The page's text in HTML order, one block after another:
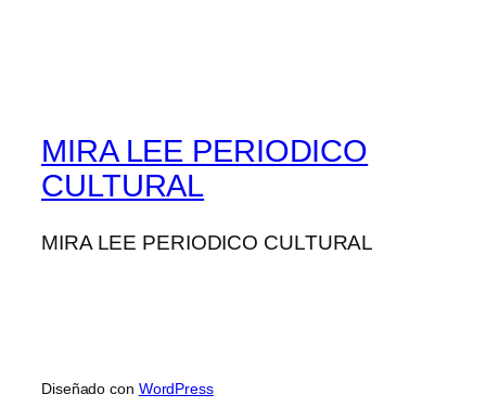
MIRA LEE PERIODICO
CULTURAL
MIRA LEE PERIODICO CULTURAL
Diseñado con WordPress